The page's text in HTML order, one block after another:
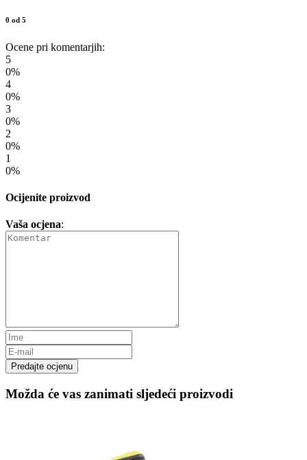
0 od 5
Ocene pri komentarjih:
5
0%
4
0%
3
0%
2
0%
1
0%
Ocijenite proizvod
Vaša ocjena:
Predajte ocjenu
Možda će vas zanimati sljedeći proizvodi